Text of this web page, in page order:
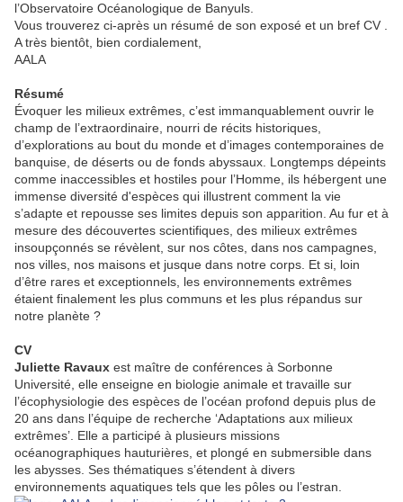
l’Observatoire Océanologique de Banyuls.
Vous trouverez ci-après un résumé de son exposé et un bref CV .
A très bientôt, bien cordialement,
AALA
Résumé
Évoquer les milieux extrêmes, c’est immanquablement ouvrir le
champ de l’extraordinaire, nourri de récits historiques,
d’explorations au bout du monde et d’images contemporaines de
banquise, de déserts ou de fonds abyssaux. Longtemps dépeints
comme inaccessibles et hostiles pour l’Homme, ils hébergent une
immense diversité d'espèces qui illustrent comment la vie
s’adapte et repousse ses limites depuis son apparition. Au fur et à
mesure des découvertes scientifiques, des milieux extrêmes
insoupçonnés se révèlent, sur nos côtes, dans nos campagnes,
nos villes, nos maisons et jusque dans notre corps. Et si, loin
d’être rares et exceptionnels, les environnements extrêmes
étaient finalement les plus communs et les plus répandus sur
notre planète ?
CV
Juliette Ravaux est maître de conférences à Sorbonne
Université, elle enseigne en biologie animale et travaille sur
l’écophysiologie des espèces de l’océan profond depuis plus de
20 ans dans l’équipe de recherche ‘Adaptations aux milieux
extrêmes’. Elle a participé à plusieurs missions
océanographiques hauturières, et plongé en submersible dans
les abysses. Ses thématiques s’étendent à divers
environnements aquatiques tels que les pôles ou l’estran.